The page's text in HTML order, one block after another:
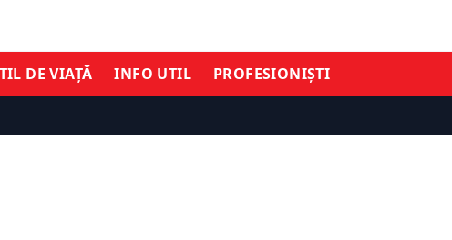
DE VIAȚĂ INFO UTIL PROFESIONIȘTI